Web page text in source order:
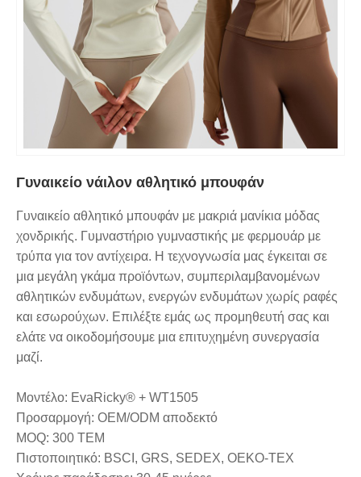
Γυναικείο νάιλον αθλητικό μπουφάν
Γυναικείο αθλητικό μπουφάν με μακριά μανίκια μόδας
χονδρικής. Γυμναστήριο γυμναστικής με φερμουάρ με
τρύπα για τον αντίχειρα. Η τεχνογνωσία μας έγκειται σε
μια μεγάλη γκάμα προϊόντων, συμπεριλαμβανομένων
αθλητικών ενδυμάτων, ενεργών ενδυμάτων χωρίς ραφές
και εσωρούχων. Επιλέξτε εμάς ως προμηθευτή σας και
ελάτε να οικοδομήσουμε μια επιτυχημένη συνεργασία
μαζί.
Μοντέλο: EvaRicky® + WT1505
Προσαρμογή: OEM/ODM αποδεκτό
MOQ: 300 ΤΕΜ
Πιστοποιητικό: BSCI, GRS, SEDEX, OEKO-TEX